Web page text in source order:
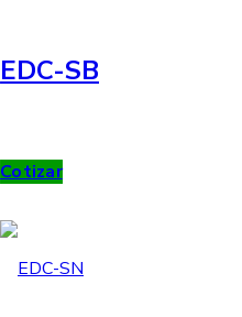
EDC-SB
Cotizar